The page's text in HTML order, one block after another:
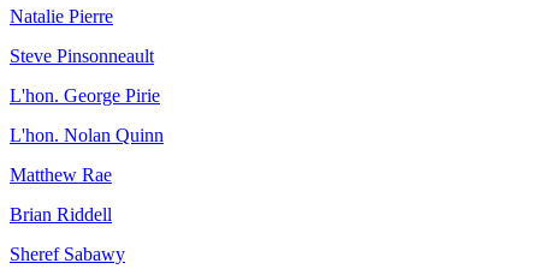
Natalie Pierre
Steve Pinsonneault
L'hon. George Pirie
L'hon. Nolan Quinn
Matthew Rae
Brian Riddell
Sheref Sabawy